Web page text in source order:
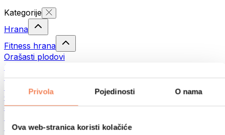
Privola Pojedinosti O nama
Ova web-stranica koristi kolačiće
Kategorije
Hrana
Fitness hrana
Orašasti plodovi
Sjemenke
Namazi i paste
Gotovi obroci
Jaja
Meso